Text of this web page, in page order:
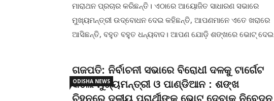
ମାରାଥନ ପ୍ରଚାର କରିଛନ୍ତି। ଏଠାରେ ଆୟୋଜିତ ସାଧାରଣ ସଭାରେ
ମୁଖ୍ୟମନ୍ତ୍ରୀ ଉଦ୍ବୋଧନ ଦେଇ କହିଛନ୍ତି, ଆପଣମାନେ ଏତେ ଖରାରେ
ଆସିଛନ୍ତି, ବହୁତ ବହୁତ ଧନ୍ୟବାଦ। ଆପଣ ଯୋଡ଼ି ଶଙ୍ଖରେ ଭୋଟ୍ ଦେଇ
ବୋଲି ମୁଖ୍ୟମନ୍ତ୍ରୀ ଉପସ୍ଥିତ ଜନତାଙ୍କୁ କହିଛନ୍ତି।ଉକ୍ତ ସାଧାରଣ
ସଭାରେ ବ୍ରହ୍ମପୁର ବିଜେଡି ଲୋକ ସଭା ପ୍ରାର୍ଥୀ
ODISHA NEWS
ଗଜପତି: ନିର୍ବାଚନୀ ସଭାରେ ବିରୋଧୀ ଦଳକୁ ଟାର୍ଗେଟ
କଲେ ମୁଖ୍ୟମନ୍ତ୍ରୀ ଓ ପାଣ୍ଡିଆନ : ଶଙ୍ଖ
ଚିହ୍ନରେ ଦଳୀୟ ପ୍ରାର୍ଥୀଙ୍କୁ ଭୋଟ ଦେବାକୁ ନିବେଦନ